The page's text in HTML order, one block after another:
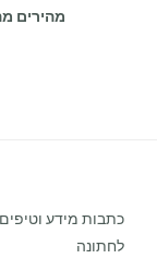
מהירים
כתבות מידע וטיפים
לחתונה